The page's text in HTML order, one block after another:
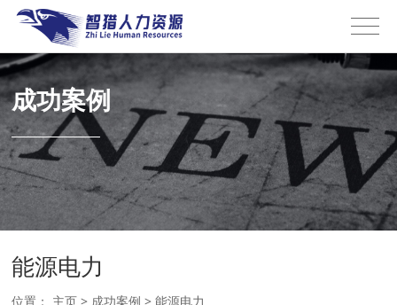
成功案例
能源电力
位置： 主页 > 成功案例 >能源电力